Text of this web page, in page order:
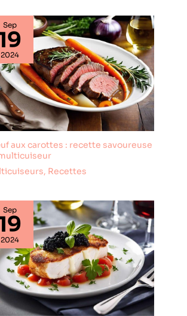
intemporelle avec
le lot d' assiettes
de présentation
planche ardoise
eGenuss, parfaites
pour sublimer vos
réceptions et
dîners. Planche
charcuterie
ardoise, plateau à
fromage, plaque
et plats de service
soin, ces assiettes
en ardoise
naturelle
apportent une
touche moderne
et sophistiquée à
votre service de
table. Ardoise
planche formage
Sep
2024
aux carottes : recette savoureuse
, Recettes
Sep
2024